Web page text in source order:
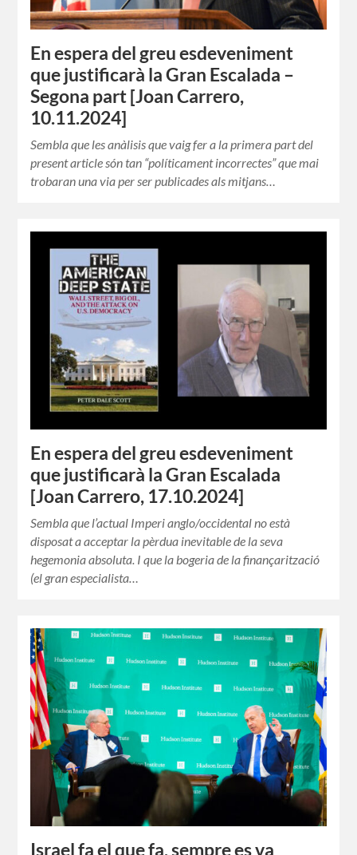
En espera del greu esdeveniment
que justificarà la Gran Escalada –
Segona part [Joan Carrero,
10.11.2024]
Sembla que les anàlisis que vaig fer a la primera part del
present article són tan “políticament incorrectes” que mai
trobaran una via per ser publicades als mitjans…
En espera del greu esdeveniment
que justificarà la Gran Escalada
[Joan Carrero, 17.10.2024]
Sembla que l’actual Imperi anglo/occidental no està
disposat a acceptar la pèrdua inevitable de la seva
hegemonia absoluta. I que la bogeria de la finançarització
(el gran especialista…
Israel fa el que fa, sempre es va